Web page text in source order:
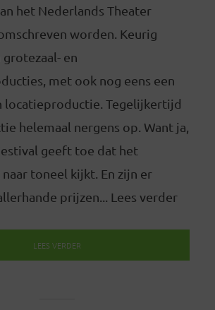
het Nederlands Theater
worden. Keurig
en
met ook nog eens een
locatieproductie. Tegelijkertijd
helemaal nergens op. Want ja,
geeft toe dat het
toneel kijkt. En zijn er
prijzen... Lees verder
LEES VERDER